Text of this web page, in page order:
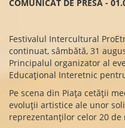
COMUNICAT DE PRESĂ -
Festivalul Intercultural
continuat, sâmbătă, 31
Principalul organizator al
Educațional Interetnic
Pe scena din Piața cetății
evoluții artistice ale unor
reprezentanților celor 20